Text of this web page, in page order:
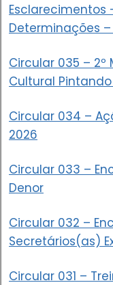
Esclarecimentos
Determinações
Circular 035 – 2º
Cultural
Circular 034 –
2026
Circular 033 –
Denor
Circular 032 –
Secretários(as)
Circular 031 –